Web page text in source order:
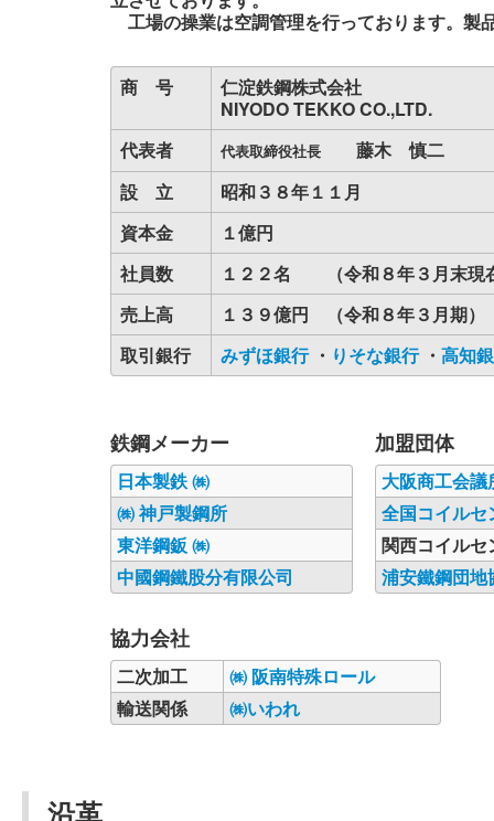
工場の操業は空調管理を行っております。製
商 号
仁淀鉄鋼株式会社
NIYODO TEKKO CO.,LTD.
代表者
代表取締役社長
藤木 慎二
設 立
昭和３８年１１月
資本金
１億円
社員数
１２２名 （令和８年３月末現
売上高
１３９億円 （令和８年３月期）
取引銀行
みずほ銀行・ りそな銀行・ 高知
鉄鋼メーカー
日本製鉄 ㈱
㈱ 神戸製鋼所
東洋鋼鈑 ㈱
中國鋼鐵股分有限公司
加盟団体
大阪商工会議
全国コイルセ
関西コイルセ
浦安鐵鋼団地
協力会社
二次加工
㈱ 阪南特殊ロール
輸送関係
㈱いわれ